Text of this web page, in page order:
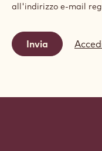
all'indirizzo e-mail